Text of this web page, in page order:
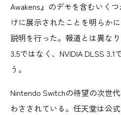
Awakens』のデモを含むいく
けに展示されたことを明らか
説明を行った。報道とは異な
3.5ではなく、NVIDIA DLSS
う。
Nintendo Switchの待望の次世
わさされている。任天堂は公